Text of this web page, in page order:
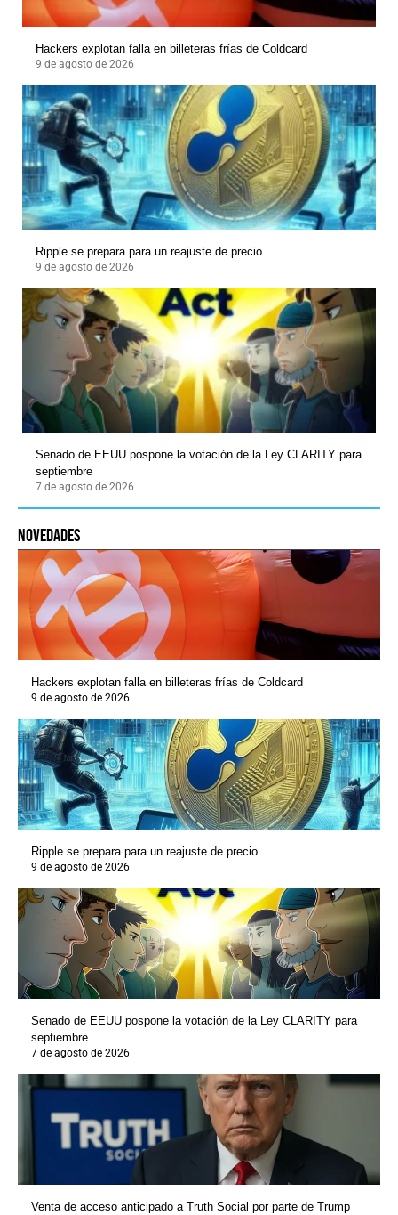
Hackers explotan falla en billeteras frías de Coldcard
9 de agosto de 2026
Ripple se prepara para un reajuste de precio
9 de agosto de 2026
Senado de EEUU pospone la votación de la Ley CLARITY para
septiembre
7 de agosto de 2026
novedades
Hackers explotan falla en billeteras frías de Coldcard
9 de agosto de 2026
Ripple se prepara para un reajuste de precio
9 de agosto de 2026
Senado de EEUU pospone la votación de la Ley CLARITY para
septiembre
7 de agosto de 2026
Venta de acceso anticipado a Truth Social por parte de Trump